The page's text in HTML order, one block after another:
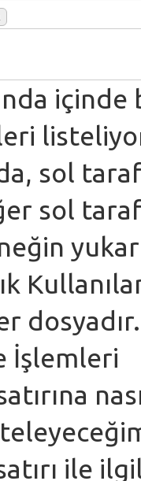
sol
sol
dosyadır.
İşlemleri
ile